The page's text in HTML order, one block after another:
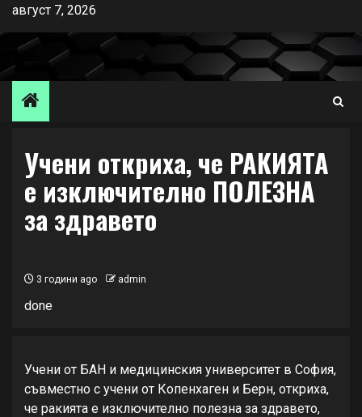
Skip
content
август 7, 2026
Учени откриха, че РАКИЯТА
е изключително ПОЛЕЗНА
за здравето
3 години ago admin
done
Учени от БАН и медицинския университет в София,
съвместно с учени от Копенхаген и Берн, откриха,
че ракията е изключително полезна за здравето,